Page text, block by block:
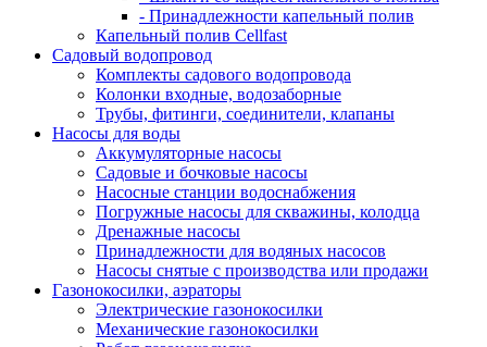
- Принадлежности капельный полив
Капельный полив Cellfast
Садовый водопровод
Комплекты садового водопровода
Колонки входные, водозаборные
Трубы, фитинги, соединители, клапаны
Насосы для воды
Аккумуляторные насосы
Садовые и бочковые насосы
Насосные станции водоснабжения
Погружные насосы для скважины, колодца
Дренажные насосы
Принадлежности для водяных насосов
Насосы снятые с производства или продажи
Газонокосилки, аэраторы
Электрические газонокосилки
Механические газонокосилки